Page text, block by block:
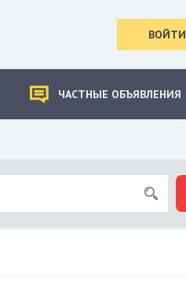
ВОЙТИ
ЧАСТНЫЕ ОБЪЯВЛЕНИЯ